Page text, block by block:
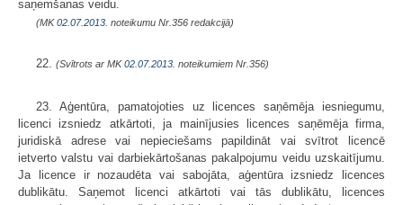
saņemšanas veidu.
(MK02.07.2013. noteikumu Nr.356 redakcijā)
22. (Svītrots ar MK02.07.2013. noteikumiem Nr.356)
23. Aģentūra, pamatojoties uz licences saņēmēja iesniegumu,
licenci izsniedz atkārtoti, ja mainījusies licences saņēmēja firma,
juridiskā adrese vai nepieciešams papildināt vai svītrot licencē
ietverto valstu vai darbiekārtošanas pakalpojumu veidu uzskaitījumu.
Ja licence ir nozaudēta vai sabojāta, aģentūra izsniedz licences
dublikātu. Saņemot licenci atkārtoti vai tās dublikātu, licences